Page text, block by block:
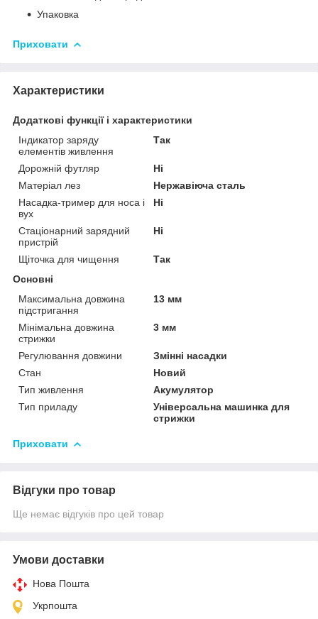
Упаковка
Приховати
Характеристики
Додаткові функції і характеристики
Індикатор заряду
елементів живлення
Так
Дорожній футляр
Ні
Матеріал лез
Нержавіюча сталь
Насадка-тример для носа і
вух
Ні
Стаціонарний зарядний
пристрій
Ні
Щіточка для чищення
Так
Основні
Максимальна довжина
підстригання
13 мм
Мінімальна довжина
стрижки
3 мм
Регулювання довжини
Змінні насадки
Стан
Новий
Тип живлення
Акумулятор
Тип приладу
Універсальна машинка для
стрижки
Приховати
Відгуки про товар
Ще немає відгуків про цей товар
Умови доставки
Нова Пошта
Укрпошта